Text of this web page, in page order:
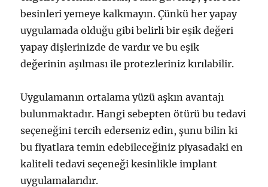
besinleri yemeye kalkmayın. Çünkü her yapay
uygulamada olduğu gibi belirli bir eşik değeri
yapay dişlerinizde de vardır ve bu eşik
değerinin aşılması ile protezleriniz kırılabilir.
Uygulamanın ortalama yüzü aşkın avantajı
bulunmaktadır. Hangi sebepten ötürü bu tedavi
seçeneğini tercih ederseniz edin, şunu bilin ki
bu fiyatlara temin edebileceğiniz piyasadaki en
kaliteli tedavi seçeneği kesinlikle implant
uygulamalarıdır.